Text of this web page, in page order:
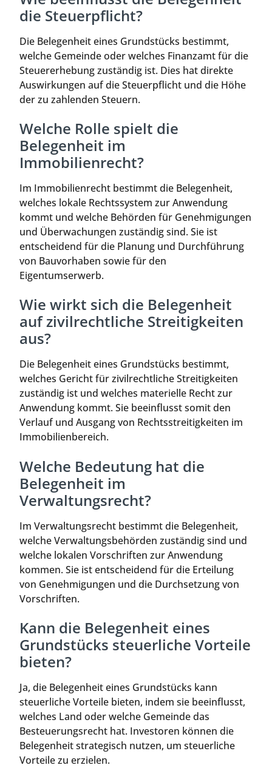
die Steuerpflicht?
Die Belegenheit eines Grundstücks bestimmt,
welche Gemeinde oder welches Finanzamt für die
Steuererhebung zuständig ist. Dies hat direkte
Auswirkungen auf die Steuerpflicht und die Höhe
der zu zahlenden Steuern.
Welche Rolle spielt die
Belegenheit im
Immobilienrecht?
Im Immobilienrecht bestimmt die Belegenheit,
welches lokale Rechtssystem zur Anwendung
kommt und welche Behörden für Genehmigungen
und Überwachungen zuständig sind. Sie ist
entscheidend für die Planung und Durchführung
von Bauvorhaben sowie für den
Eigentumserwerb.
Wie wirkt sich die Belegenheit
auf zivilrechtliche Streitigkeiten
aus?
Die Belegenheit eines Grundstücks bestimmt,
welches Gericht für zivilrechtliche Streitigkeiten
zuständig ist und welches materielle Recht zur
Anwendung kommt. Sie beeinflusst somit den
Verlauf und Ausgang von Rechtsstreitigkeiten im
Immobilienbereich.
Welche Bedeutung hat die
Belegenheit im
Verwaltungsrecht?
Im Verwaltungsrecht bestimmt die Belegenheit,
welche Verwaltungsbehörden zuständig sind und
welche lokalen Vorschriften zur Anwendung
kommen. Sie ist entscheidend für die Erteilung
von Genehmigungen und die Durchsetzung von
Vorschriften.
Kann die Belegenheit eines
Grundstücks steuerliche Vorteile
bieten?
Ja, die Belegenheit eines Grundstücks kann
steuerliche Vorteile bieten, indem sie beeinflusst,
welches Land oder welche Gemeinde das
Besteuerungsrecht hat. Investoren können die
Belegenheit strategisch nutzen, um steuerliche
Vorteile zu erzielen.